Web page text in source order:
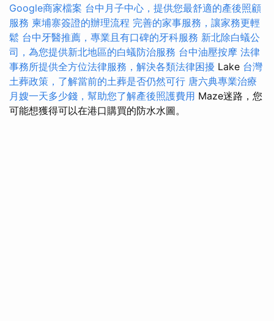
Google商家檔案 台中月子中心，提供您最舒適的產後照顧
服務 柬埔寨簽證的辦理流程 完善的家事服務，讓家務更輕
鬆 台中牙醫推薦，專業且有口碑的牙科服務 新北除白蟻公
司，為您提供新北地區的白蟻防治服務 台中油壓按摩 法律
事務所提供全方位法律服務，解決各類法律困擾 Lake 台灣
土葬政策，了解當前的土葬是否仍然可行 唐六典專業治療
月嫂一天多少錢，幫助您了解產後照護費用 Maze迷路，您
可能想獲得可以在港口購買的防水水圖。